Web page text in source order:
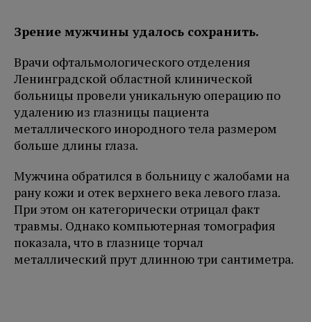
Зрение мужчины удалось сохранить.
Врачи офтальмологического отделения
Ленинградской областной клинической
больницы провели уникальную операцию по
удалению из глазницы пациента
металлического инородного тела размером
больше длины глаза.
Мужчина обратился в больницу с жалобами на
рану кожи и отек верхнего века левого глаза.
При этом он категорически отрицал факт
травмы. Однако компьютерная томография
показала, что в глазнице торчал
металлический прут длинною три сантиметра.